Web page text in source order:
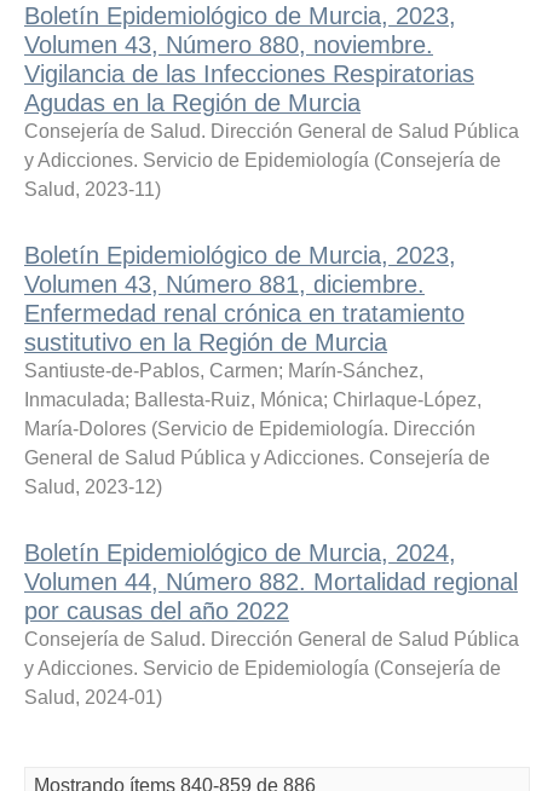
Boletín Epidemiológico de Murcia, 2023,
Volumen 43, Número 880, noviembre.
Vigilancia de las Infecciones Respiratorias
Agudas en la Región de Murcia
Consejería de Salud. Dirección General de Salud Pública
y Adicciones. Servicio de Epidemiología (Consejería de
Salud, 2023-11)
Boletín Epidemiológico de Murcia, 2023,
Volumen 43, Número 881, diciembre.
Enfermedad renal crónica en tratamiento
sustitutivo en la Región de Murcia
Santiuste-de-Pablos, Carmen; Marín-Sánchez,
Inmaculada; Ballesta-Ruiz, Mónica; Chirlaque-López,
María-Dolores (Servicio de Epidemiología. Dirección
General de Salud Pública y Adicciones. Consejería de
Salud, 2023-12)
Boletín Epidemiológico de Murcia, 2024,
Volumen 44, Número 882. Mortalidad regional
por causas del año 2022
Consejería de Salud. Dirección General de Salud Pública
y Adicciones. Servicio de Epidemiología (Consejería de
Salud, 2024-01)
Mostrando ítems 840-859 de 886